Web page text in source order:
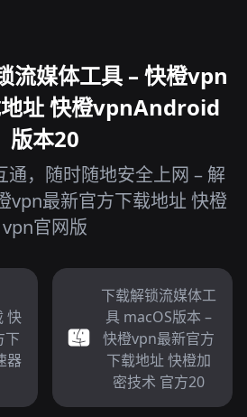
流媒体工具 – 快橙vpn
址 快橙vpnAndroid
版本20
通，随时随地安全上网 – 解
vpn最新官方下载地址 快橙
vpn官网版
快
下
器
下载解锁流媒体工
具 macOS版本 –
快橙vpn最新官方
下载地址 快橙加
密技术 官方20